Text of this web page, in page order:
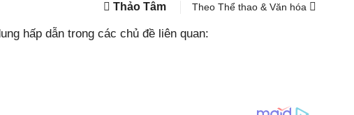
Thảo Tâm Theo Thể thao & Văn hóa
hấp dẫn trong các chủ đề liên quan: